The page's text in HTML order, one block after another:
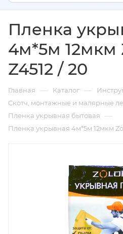
Пленка
4м*5м 12мкм
Z4512 / 20
Главная — Каталог —
Cкотч, монтажные и малярные
Пленка укрывная бытовая —
Пленка укрывная 4м*5м 12мкм